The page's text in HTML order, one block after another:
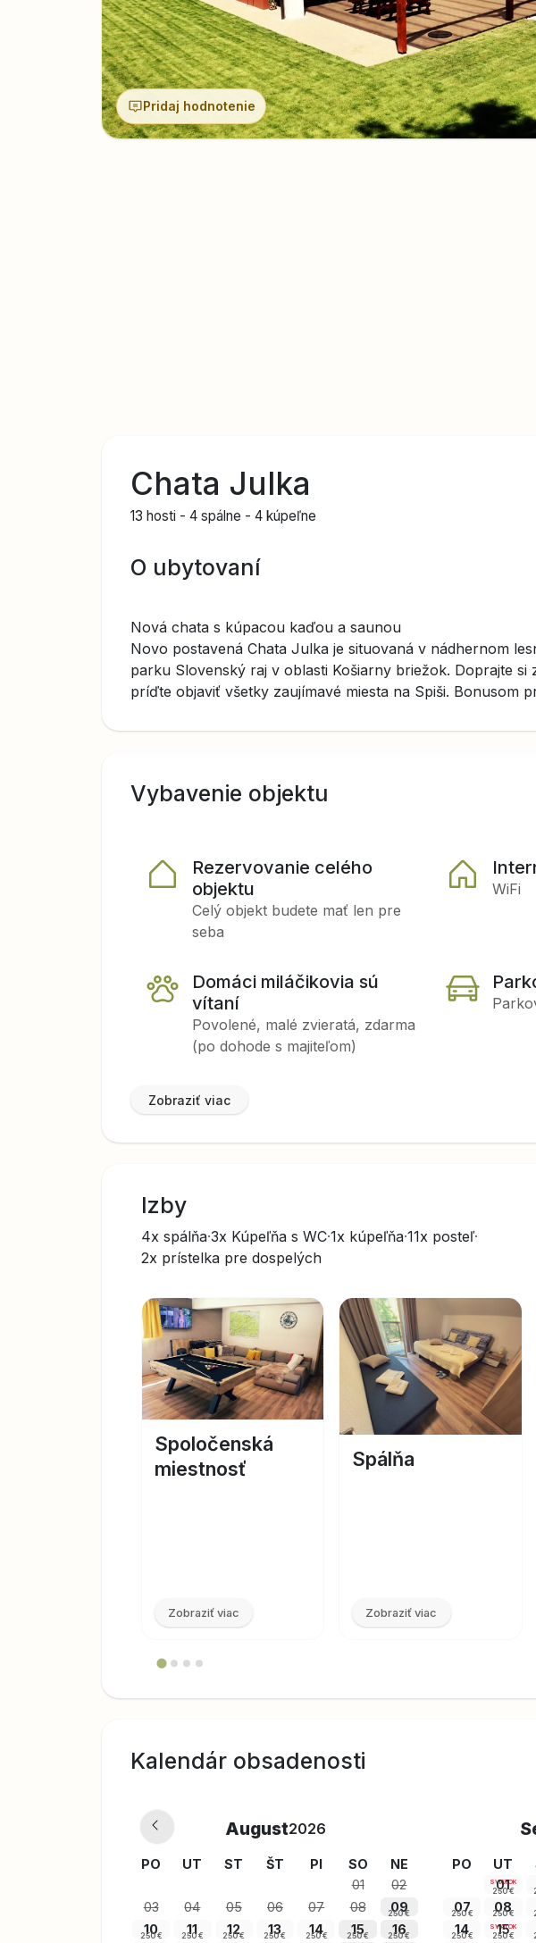
Pridaj hodnotenie
Chata Julka
13 hosti - 4 spálne - 4 kúpeľne
O ubytovaní
Nová chata s kúpacou kaďou a saunou
Novo postavená Chata Julka je situovaná v nádhernom
parku Slovenský raj v oblasti Košiarny briežok. Doprajte si
príďte objaviť všetky zaujímavé miesta na Spiši. Bonusom
Vybavenie objektu
Rezervovanie celého
objektu
Celý objekt budete mať len pre
seba
WiFi
Domáci miláčikovia sú
vítaní
Povolené, malé zvieratá, zdarma
(po dohode s majiteľom)
Zobraziť viac
Izby
4x spálňa·3x Kúpeľňa s WC·1x kúpeľňa·11x posteľ·
2x prístelka pre dospelých
Spoločenská
miestnosť
Zobraziť viac
Spálňa
Zobraziť viac
Kalendár obsadenosti
August2026
PO UT ST ŠT PI SO
NE
01
02
03
04 05 06 07 08 09
250 €
10
250 € 11
250 € 12
250 € 13
250 € 14
250 € 15
250 € 16
250 €
PO UT
SVIATOK
01
250 €
07
250 € 08
250 €
14
250 €
SVIATOK
15
250 €